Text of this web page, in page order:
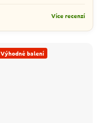
Více recenzí
Výhodné balení